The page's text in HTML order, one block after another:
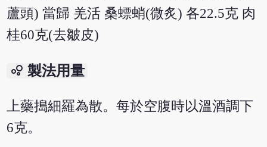
蘆頭) 當歸 羌活 桑螵蛸(微炙) 各22.5克 肉
桂60克(去皺皮)
bubble_chart 製法用量
上藥搗細羅為散。每於空腹時以溫酒調下
6克。